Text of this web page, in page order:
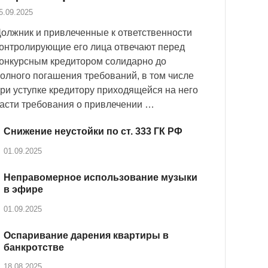
и привлеченные к ответственности
его лица отвечают перед
кредитором солидарно до
погашения требований, в том числе
уступке кредитору приходящейся на него
требования о привлечении …
Снижение неустойки по ст. 333 ГК РФ
01.09.2025
Неправомерное использование музыки
в эфире
01.09.2025
Оспаривание дарения квартиры в
банкротстве